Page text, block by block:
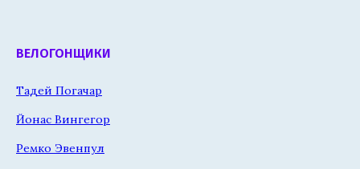
ВЕЛОГОНЩИКИ
Тадей Погачар
Йонас Вингегор
Ремко Эвенпул